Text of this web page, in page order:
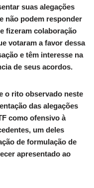
suas alegações
não podem responder
fizeram colaboração
votaram a favor dessa
e têm interesse na
de seus acordos.
o rito observado neste
das alegações
como ofensivo à
um deles
de formulação de
apresentado ao